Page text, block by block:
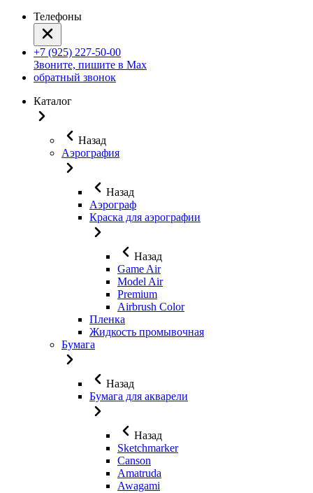
Телефоны
+7 (925) 227-50-00
Звоните, пишите в Max
обратный звонок
Каталог
Назад
Аэрография
Назад
Аэрограф
Краска для аэрографии
Назад
Game Air
Model Air
Premium
Airbrush Color
Пленка
Жидкость промывочная
Бумага
Назад
Бумага для акварели
Назад
Sketchmarker
Canson
Amatruda
Awagami